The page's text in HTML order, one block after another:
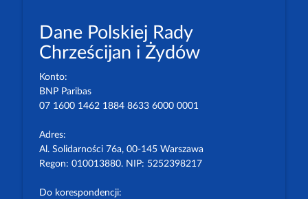
Dane Polskiej Rady
Chrześcijan i Żydów
Konto:
BNP Paribas
07 1600 1462 1884 8633 6000 0001
Adres:
Al. Solidarności 76a, 00-145 Warszawa
Regon: 010013880. NIP: 5252398217
Do korespondencji: